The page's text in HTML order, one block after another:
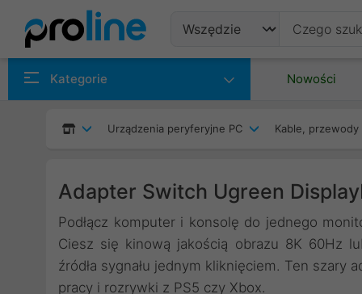
Kategorie Nowości
Urządzenia peryferyjne PC Kable,
Adapter Switch Ugreen
Podłącz komputer i konsolę do jednego
Ciesz się kinową jakością obrazu 8K 60Hz
źródła sygnału jednym kliknięciem. Ten szary
pracy i rozrywki z PS5 czy Xbox.